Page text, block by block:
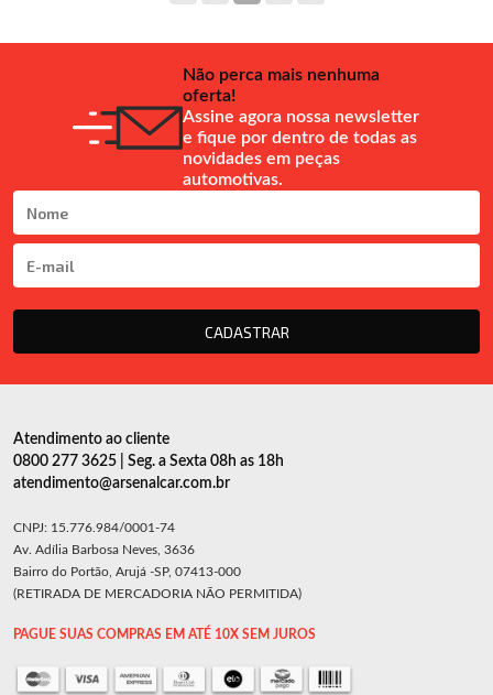
Não perca mais nenhuma
oferta!
Assine agora nossa newsletter
e fique por dentro de todas as
novidades em peças
automotivas.
CADASTRAR
Atendimento ao cliente
0800 277 3625 | Seg. a Sexta 08h as 18h
atendimento@arsenalcar.com.br
CNPJ: 15.776.984/0001-74
Av. Adília Barbosa Neves, 3636
Bairro do Portão, Arujá -SP, 07413-000
(RETIRADA DE MERCADORIA NÃO PERMITIDA)
PAGUE SUAS COMPRAS EM ATÉ 10X SEM JUROS